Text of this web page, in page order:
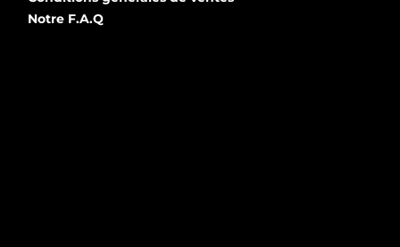
Notre F.A.Q